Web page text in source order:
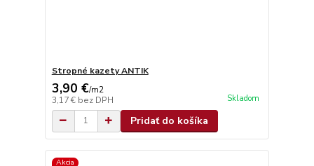
Stropné kazety ANTIK
3,90 €/m2
3,17 € bez DPH Skladom
Pridať do košíka
Akcia